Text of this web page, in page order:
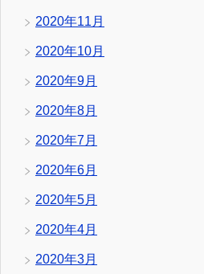
2020年11月
2020年10月
2020年9月
2020年8月
2020年7月
2020年6月
2020年5月
2020年4月
2020年3月